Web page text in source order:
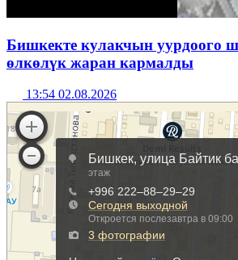
Бишкекте кулакчын уурдоого
өлкөлүк жаран кармалды
13:54 02.08.2026